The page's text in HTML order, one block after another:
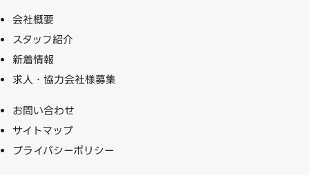
会社概要
スタッフ紹介
新着情報
求人・協力会社様募集
お問い合わせ
サイトマップ
プライバシーポリシー